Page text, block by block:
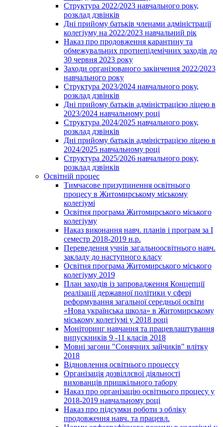
Структура 2022/2023 навчального року,
розклад дзвінків
Дні прийому батьків членами адміністрації
колегіуму на 2022/2023 навчальний рік
Наказ про продовження карантину та
обмежувальних протиепідемічних заходів до
30 червня 2023 року
Заходи організованого закінчення 2022/2023
навчального року
Структура 2023/2024 навчального року,
розклад дзвінків
Дні прийому батьків адміністрацією ліцею в
2023/2024 навчальному році
Структура 2024/2025 навчального року,
розклад дзвінків
Дні прийому батьків адміністрацією ліцею в
2024/2025 навчальному році
Структура 2025/2026 навчального року,
розклад дзвінків
Освітній процес
Тимчасове призупинення освітнього
процесу в Житомирському міському
колегіумі
Освітня програма Житомирського міського
колегіуму
Наказ виконання навч. планів і програм за І
семестр 2018-2019 н.р.
Переведення учнів загальноосвітнього навч.
закладу до наступного класу
Освітня програма Житомирського міського
колегіуму 2019
План заходів із запровадження Концепції
реалізації державної політики у сфері
реформування загальної середньої освіти
«Нова українська школа» в Житомирському
міському колегіумі у 2018 році
Моніторинг навчання та працевлаштування
випускників 9 -11 класів 2018
Мовні загони "Сонячних зайчиків" влітку
2018
Відновлення освітнього процессу
Організація дозвіллєвої діяльності
вихованців пришкільного табору
Наказ про організацію освітнього процесу у
2018-2019 навчальному році
Наказ про підсумки роботи з обліку
продовження навч. та працевл.